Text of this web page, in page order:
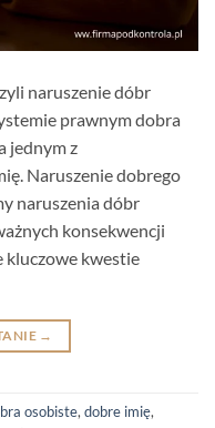
naruszenie dóbr
prawnym dobra
jednym z
Naruszenie dobrego
naruszenia dóbr
konsekwencji
kluczowe kwestie
→
osobiste, dobre imię,